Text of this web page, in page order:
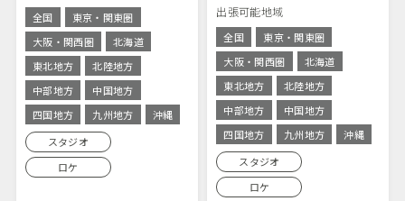
全国
東京・関東圏
大阪・関西圏
北海道
東北地方
北陸地方
中部地方
中国地方
四国地方
九州地方
沖縄
スタジオ
ロケ
出張可能地域
全国
東京・関東圏
大阪・関西圏
北海道
東北地方
北陸地方
中部地方
中国地方
四国地方
九州地方
沖縄
スタジオ
ロケ